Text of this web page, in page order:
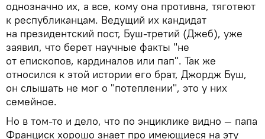
однозначно их, а все, кому она противна, тяготеют
к республиканцам. Ведущий их кандидат
на президентский пост, Буш-третий (Джеб), уже
заявил, что берет научные факты "не
от епископов, кардиналов или пап". Так же
относился к этой истории его брат, Джордж Буш,
он слышать не мог о "потеплении", это у них
семейное.
Но в том-то и дело, что по энциклике видно — папа
Франциск хорошо знает про имеющиеся на эту